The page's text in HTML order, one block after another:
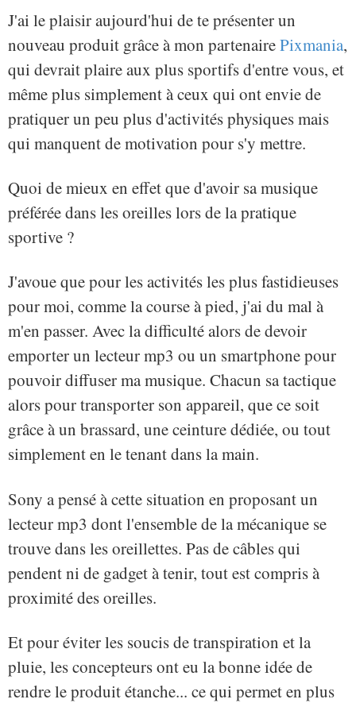
J'ai le plaisir aujourd'hui de te présenter un
nouveau produit grâce à mon partenairePixmania,
qui devrait plaire aux plus sportifs d'entre vous, et
même plus simplement à ceux qui ont envie de
pratiquer un peu plus d'activités physiques mais
qui manquent de motivation pour s'y mettre.
Quoi de mieux en effet que d'avoir sa musique
préférée dans les oreilles lors de la pratique
sportive ?
J'avoue que pour les activités les plus fastidieuses
pour moi, comme la course à pied, j'ai du mal à
m'en passer. Avec la difficulté alors de devoir
emporter un lecteur mp3 ou un smartphone pour
pouvoir diffuser ma musique. Chacun sa tactique
alors pour transporter son appareil, que ce soit
grâce à un brassard, une ceinture dédiée, ou tout
simplement en le tenant dans la main.
Sony a pensé à cette situation en proposant un
lecteur mp3 dont l'ensemble de la mécanique se
trouve dans les oreillettes. Pas de câbles qui
pendent ni de gadget à tenir, tout est compris à
proximité des oreilles.
Et pour éviter les soucis de transpiration et la
pluie, les concepteurs ont eu la bonne idée de
rendre le produit étanche... ce qui permet en plus